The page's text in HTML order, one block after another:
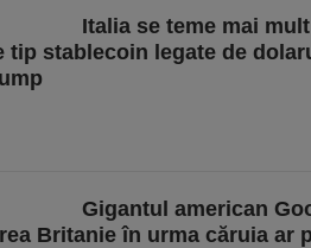
Italia se teme mai
tip stablecoin legate de
Gigantul american
Britanie în urma căruia ar